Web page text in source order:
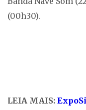
(00h30).
LEIA MAIS: